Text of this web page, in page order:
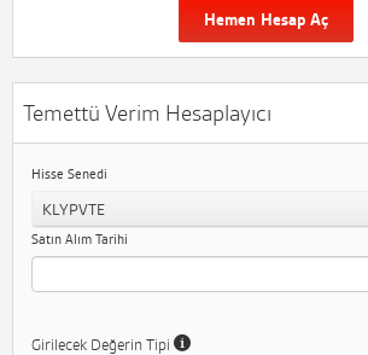
Hemen Hesap Aç
Temettü Verim Hesaplayıcı
Hisse Senedi
KLYPVTE
Satın Alım Tarihi
Girilecek Değerin Tipi